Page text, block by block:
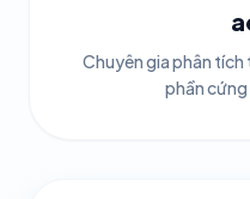
Chuyên gia phân
phần cứng